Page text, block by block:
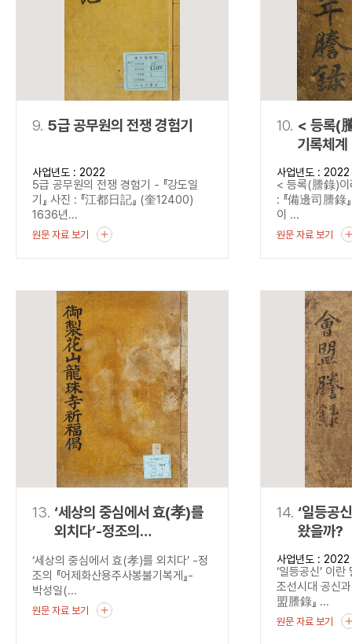
9. 5급 공무원의 전쟁 경험기
사업년도 : 2022
5급 공무원의 전쟁 경험기 - 『강도일
기』 사진 : 『江都日記』 (奎12400)
1636년...
원문 자료 보기
10. < 등록(
기록체
사업년도 : 2022
< 등록(謄錄)이
: 『備邊司謄錄
이 ...
원문 자료 보기
13. ‘세상의 중심에서 효(孝)를
외치다’-정조의
『어제화산용주사봉불기복게
』-
‘세상의 중심에서 효(孝)를 외치다’ -정
조의 『어제화산용주사봉불기복게』-
박성일(...
원문 자료 보기
14. ‘일등공
왔을까?
사업년도 : 2022
‘일등공신’ 이
조선시대 공신
盟謄錄』 ...
원문 자료 보기